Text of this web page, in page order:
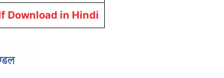
Download in Hindi